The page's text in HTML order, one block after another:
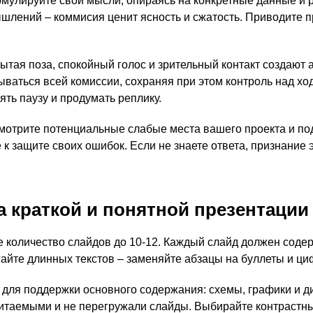
– коммисия ценит ясность и сжатость. Приводите
поза, спокойный голос и зрительный контакт
всей комиссии, сохраняя при этом контроль над
паузу и продумать реплику.
потенциальные слабые места вашего проекта и
к защите своих ошибок. Если не знаете ответа,
краткой и понятной
количество слайдов до 10-12. Каждый слайд должен
длинных текстов – заменяйте абзацы на буллеты и
поддержки основного содержания: схемы, графики и
и не перегружали слайды. Выбирайте